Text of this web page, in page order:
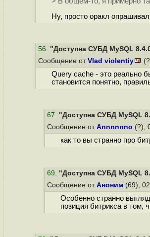
Ну, просто оракл
56. "Доступна СУБД MySQL
Сообщение от Vlad violentiy
Query cache - это реально
становится понятно,
67. "Доступна СУБД MySQL
Сообщение от Annnnnno (?),
как то вы странно про
69. "Доступна СУБД MySQL
Сообщение от Аноним (69),
Особенно странно
позиция битрикса в том,